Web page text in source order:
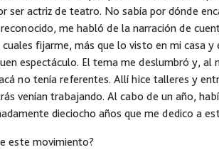
ser actriz de teatro. No sabía por dónde
me habló de la narración de
fijarme, más que lo visto en mi casa y
espectáculo. El tema me deslumbró y,
no tenía referentes. Allí hice talleres y
venían trabajando. Al cabo de un año,
dieciocho años que me dedico a
este movimiento?